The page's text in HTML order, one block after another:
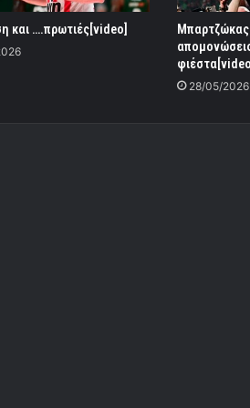
και ….πρωτιές[video]
φιέστα[video]
28/05/2026